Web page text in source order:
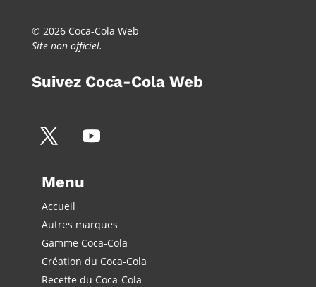
© 2026 Coca-Cola Web
Site non officiel.
Suivez Coca-Cola Web
Menu
Accueil
Autres marques
Gamme Coca-Cola
Création du Coca-Cola
Recette du Coca-Cola